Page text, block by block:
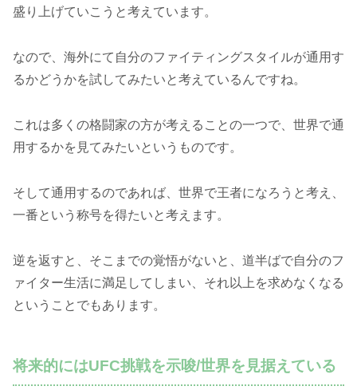
盛り上げていこうと考えています。
なので、海外にて自分のファイティングスタイルが通用す
るかどうかを試してみたいと考えているんですね。
これは多くの格闘家の方が考えることの一つで、世界で通
用するかを見てみたいというものです。
そして通用するのであれば、世界で王者になろうと考え、
一番という称号を得たいと考えます。
逆を返すと、そこまでの覚悟がないと、道半ばで自分のフ
ァイター生活に満足してしまい、それ以上を求めなくなる
ということでもあります。
将来的にはUFC挑戦を示唆/世界を見据えている